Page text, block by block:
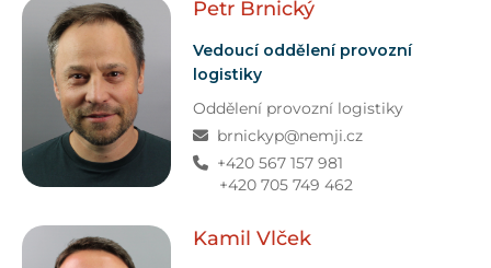
Petr Brnický
Vedoucí oddělení provozní
logistiky
Oddělení provozní logistiky
brnickyp@nemji.cz
+420 567 157 981
+420 705 749 462
Kamil Vlček